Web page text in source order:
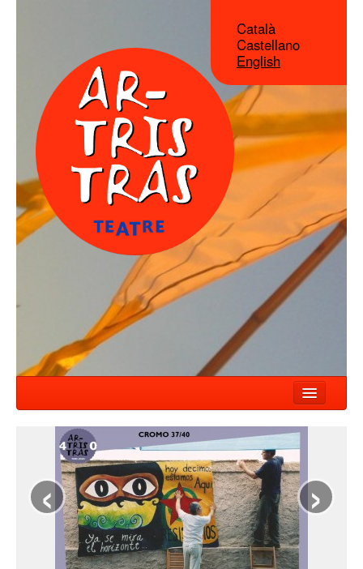
Català
Castellano
English
NEWS
SHOWS
COMPANY
WORKSHOP
‹ ›